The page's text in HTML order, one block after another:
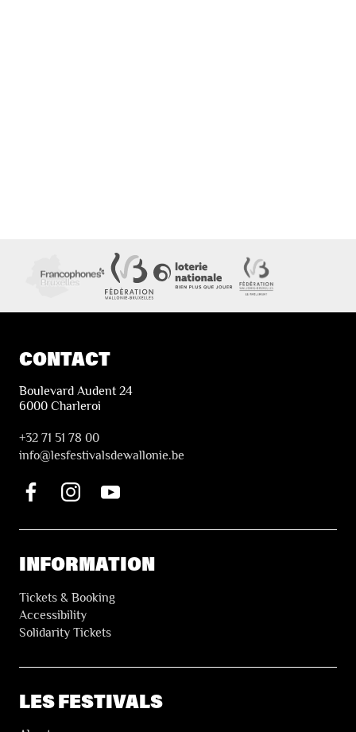
CONTACT
Boulevard Audent 24
6000 Charleroi
+32 71 51 78 00
info@lesfestivalsdewallonie.be
INFORMATION
Tickets & Booking
Accessibility
Solidarity Tickets
LES FESTIVALS